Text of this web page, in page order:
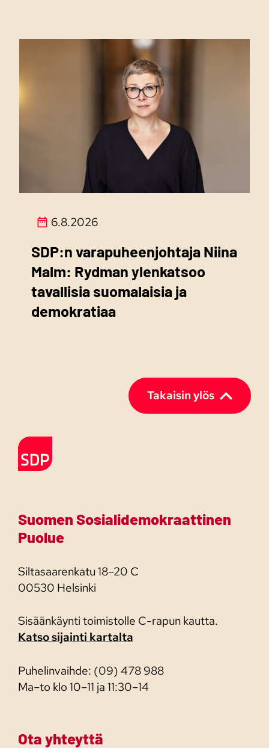
6.8.2026
SDP:n varapuheenjohtaja Niina
Malm: Rydman ylenkatsoo
tavallisia suomalaisia ja
demokratiaa
Takaisin ylös
Etusivulle
Suomen Sosialidemokraattinen
Puolue
Siltasaarenkatu 18–20 C
00530 Helsinki
Sisäänkäynti toimistolle C-rapun kautta.
Katso sijainti kartalta
Puhelinvaihde: (09) 478 988
Ma–to klo 10–11 ja 11:30–14
Ota yhteyttä